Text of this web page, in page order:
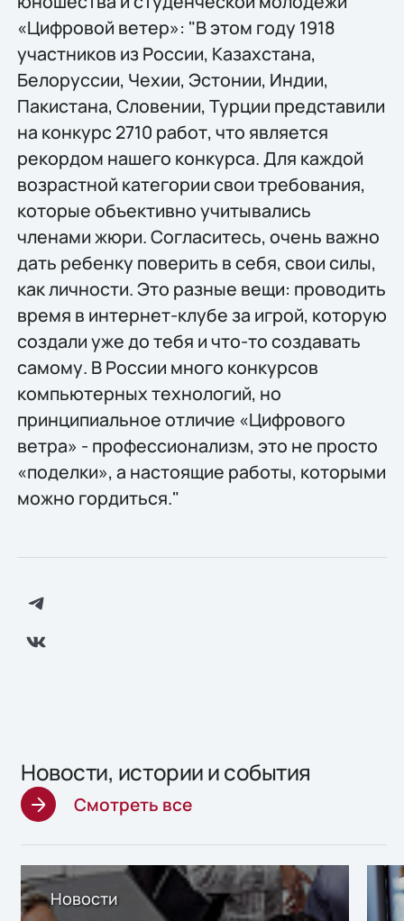
«Цифровой ветер»: "В этом году 1918
участников из России, Казахстана,
Белоруссии, Чехии, Эстонии, Индии,
Пакистана, Словении, Турции представили
на конкурс 2710 работ, что является
рекордом нашего конкурса. Для каждой
возрастной категории свои требования,
которые объективно учитывались
членами жюри. Согласитесь, очень важно
дать ребенку поверить в себя, свои силы,
как личности. Это разные вещи: проводить
время в интернет-клубе за игрой, которую
создали уже до тебя и что-то создавать
самому. В России много конкурсов
компьютерных технологий, но
принципиальное отличие «Цифрового
ветра» - профессионализм, это не просто
«поделки», а настоящие работы, которыми
можно гордиться."
Новости, истории и события
Смотреть все
Новости